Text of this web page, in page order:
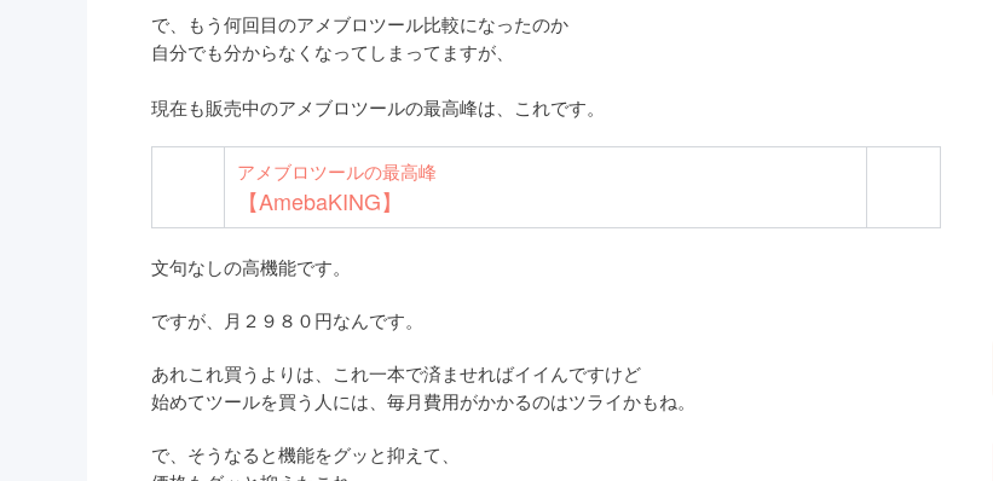
で、もう何回目のアメブロツール比較になったのか
自分でも分からなくなってしまってますが、
現在も販売中のアメブロツールの最高峰は、これです。
アメブロツールの最高峰
【AmebaKING】
文句なしの高機能です。
ですが、月２９８０円なんです。
あれこれ買うよりは、これ一本で済ませればイイんですけど
始めてツールを買う人には、毎月費用がかかるのはツライかもね。
で、そうなると機能をグッと抑えて、